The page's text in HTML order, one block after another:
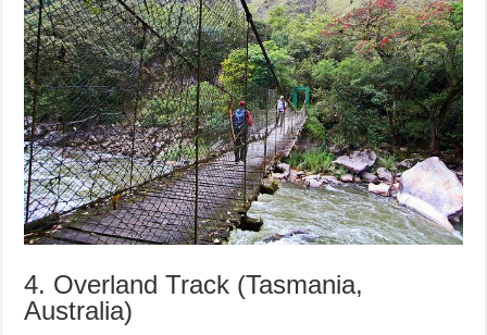
4. Overland Track (Tasmania,
Australia)